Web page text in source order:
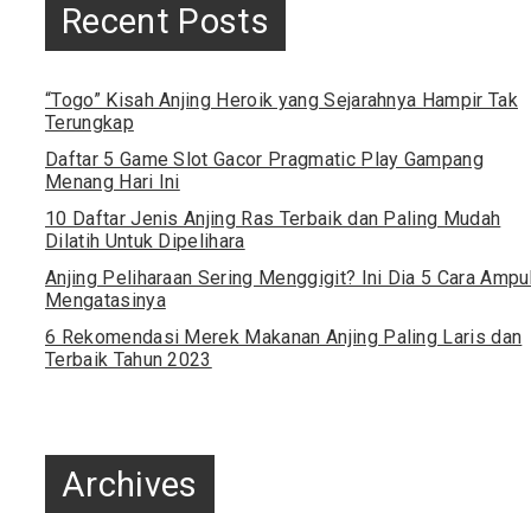
Recent Posts
“Togo” Kisah Anjing Heroik yang Sejarahnya Hampir Tak
Terungkap
Daftar 5 Game Slot Gacor Pragmatic Play Gampang
Menang Hari Ini
10 Daftar Jenis Anjing Ras Terbaik dan Paling Mudah
Dilatih Untuk Dipelihara
Anjing Peliharaan Sering Menggigit? Ini Dia 5 Cara
Mengatasinya
6 Rekomendasi Merek Makanan Anjing Paling Laris dan
Terbaik Tahun 2023
Archives